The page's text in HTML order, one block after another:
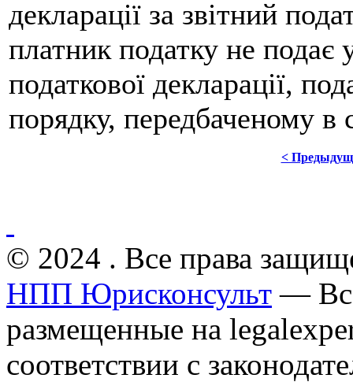
декларації за звітний
платник податку не
податкової декларації,
порядку, передбаченому
<
© 2024 . Все права
НПП Юрисконсульт —
размещенные на
соответствии с